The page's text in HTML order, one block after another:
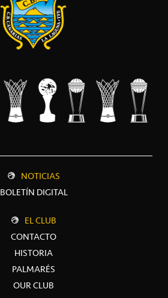
NOTICIAS
BOLETÍN DIGITAL
EL CLUB
CONTACTO
HISTORIA
PALMARÉS
OUR CLUB